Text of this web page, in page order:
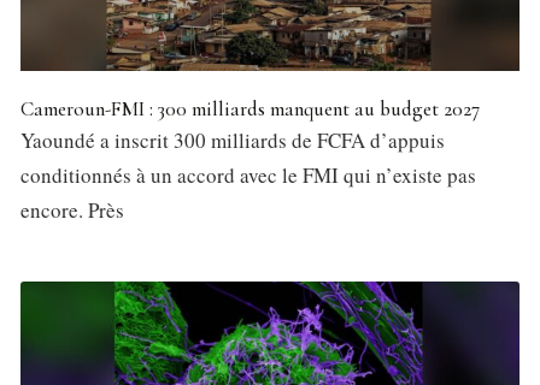
Cameroun-FMI : 300 milliards manquent au budget 2027
Yaoundé a inscrit 300 milliards de FCFA d’appuis
conditionnés à un accord avec le FMI qui n’existe pas
encore. Près